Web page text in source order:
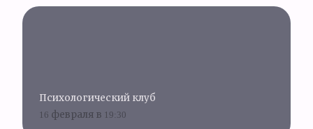
Психологический клуб
16 февраля в 19:30